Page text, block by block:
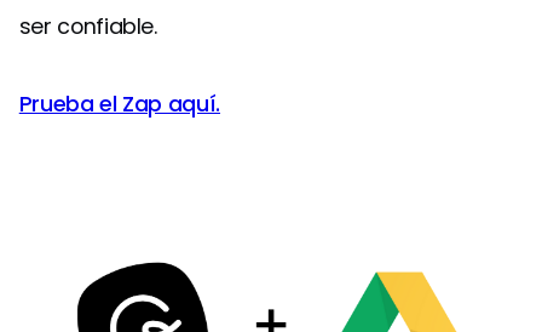
ser confiable.
Prueba el Zap aquí.